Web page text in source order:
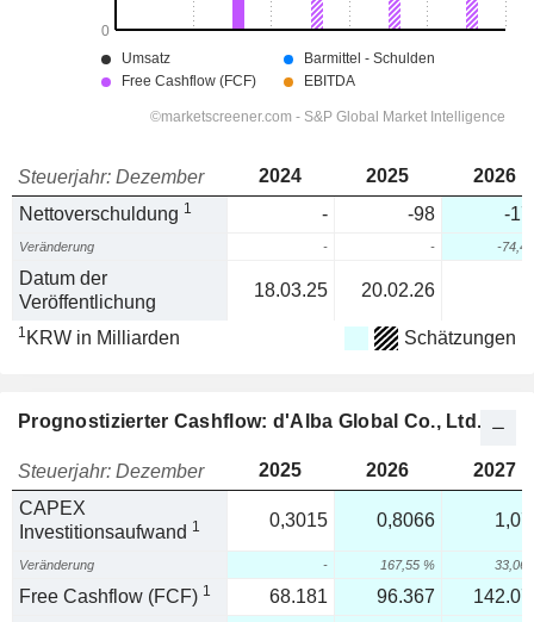
Steuerjahr: Dezember 2024 2025
2026
Nettoverschuldung 1 - -98 -
Veränderung - - -74,4
Datum der
Veröffentlichung
18.03.25 20.02.26
1 KRW in Milliarden Schätzungen
Prognostizierter Cashflow: d'Alba Global Co., Ltd.
Steuerjahr: Dezember 2025 2026
2027
CAPEX
Investitionsaufwand 1 0,3015 0,8066
Veränderung - 167,55 % 33,06
Free Cashflow (FCF) 1 68.181 96.367